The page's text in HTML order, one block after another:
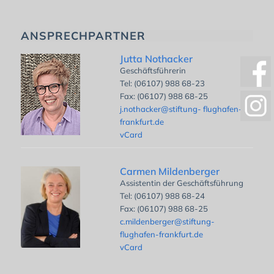
ANSPRECHPARTNER
Jutta Nothacker
Geschäftsführerin
Tel: (06107) 988 68-23
Fax: (06107) 988 68-25
j.nothacker@stiftung- flughafen-
frankfurt.de
vCard
Carmen Mildenberger
Assistentin der Geschäftsführung
Tel: (06107) 988 68-24
Fax: (06107) 988 68-25
c.mildenberger@stiftung-
flughafen-frankfurt.de
vCard